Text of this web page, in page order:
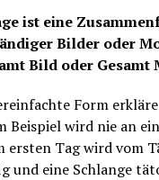
ist eine
Bilder oder
Bild oder Gesamt
Form
Beispiel wird nie an
ersten Tag wird vom
und eine Schlange